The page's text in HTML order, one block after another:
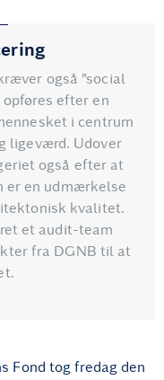
også ”social
opføres efter en
i centrum
ligeværd. Udover
også efter at
er en udmærkelse
kvalitet.
et audit-team
fra DGNB til at
Fond tog fredag den